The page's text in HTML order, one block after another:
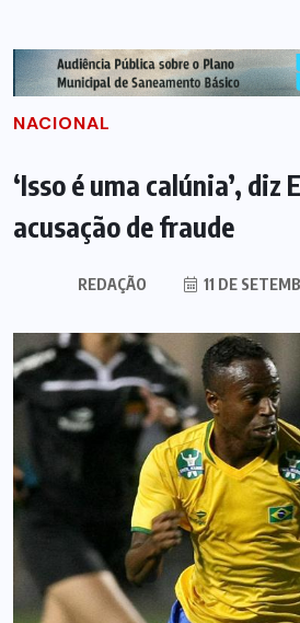
NACIONAL
‘Isso é uma calúnia’, diz
acusação de fraude
REDAÇÃO 11 DE